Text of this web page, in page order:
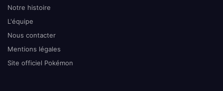
Notre histoire
L'équipe
Nous contacter
Mentions légales
Site officiel Pokémon